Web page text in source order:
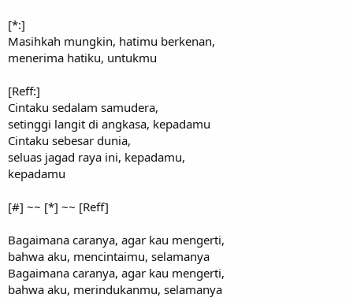
[*:]
Masihkah mungkin, hatimu berkenan,
menerima hatiku, untukmu
[Reff:]
Cintaku sedalam samudera,
setinggi langit di angkasa, kepadamu
Cintaku sebesar dunia,
seluas jagad raya ini, kepadamu,
kepadamu
[#] ~~ [*] ~~ [Reff]
Bagaimana caranya, agar kau mengerti,
bahwa aku, mencintaimu, selamanya
Bagaimana caranya, agar kau mengerti,
bahwa aku, merindukanmu, selamanya